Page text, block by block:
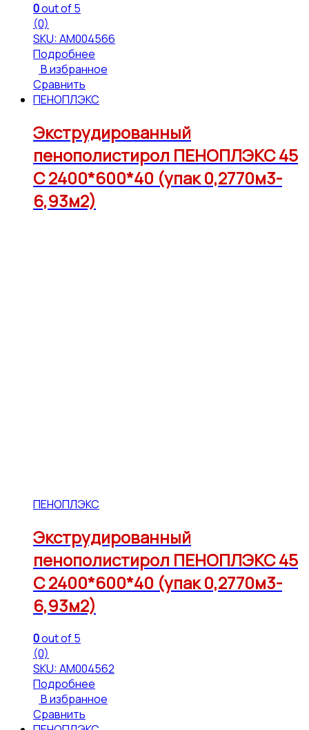
0out of 5
(0)
SKU: АМ004566
Подробнее
В избранное
Сравнить
ПЕНОПЛЭКС
Экструдированный
пенополистирол ПЕНОПЛЭКС 45
С 2400*600*40 (упак 0,2770м3-
6,93м2)
ПЕНОПЛЭКС
Экструдированный
пенополистирол ПЕНОПЛЭКС 45
С 2400*600*40 (упак 0,2770м3-
6,93м2)
0out of 5
(0)
SKU: АМ004562
Подробнее
В избранное
Сравнить